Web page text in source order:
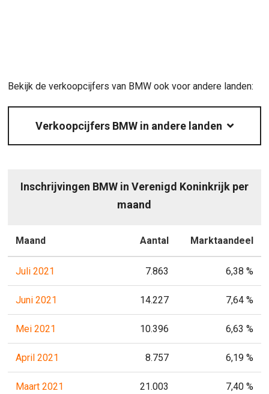
Bekijk de verkoopcijfers van BMW ook voor andere landen:
Verkoopcijfers BMW in andere landen
Inschrijvingen BMW in Verenigd Koninkrijk per
maand
Maand Aantal Marktaandeel
Juli 2021 7.863 6,38 %
Juni 2021 14.227 7,64 %
Mei 2021 10.396 6,63 %
April 2021 8.757 6,19 %
Maart 2021 21.003 7,40 %